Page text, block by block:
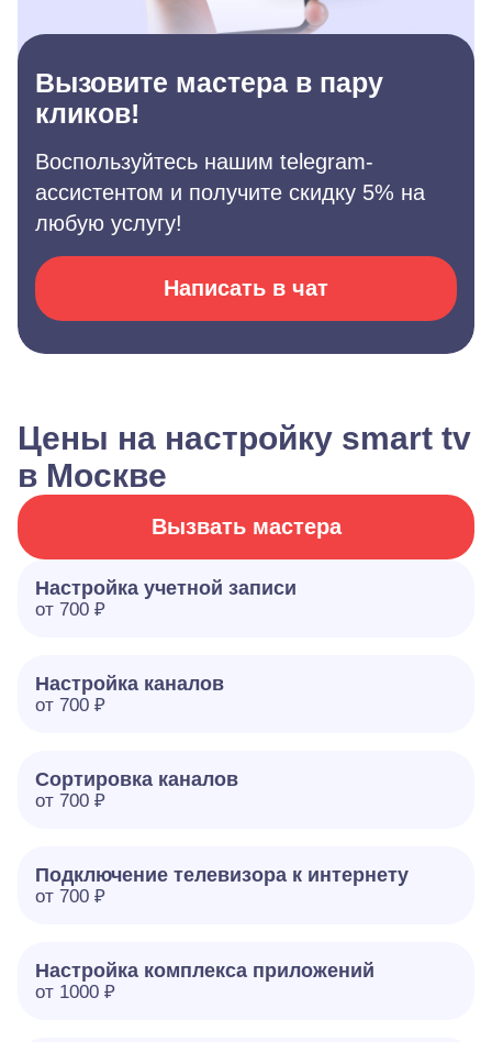
Вызовите мастера в пару
кликов!
Воспользуйтесь нашим telegram-
ассистентом и получите скидку 5% на
любую услугу!
Написать в чат
Цены на настройку smart tv
в Москве
Вызвать мастера
Настройка учетной записи
от 700 ₽
Настройка каналов
от 700 ₽
Сортировка каналов
от 700 ₽
Подключение телевизора к интернету
от 700 ₽
Настройка комплекса приложений
от 1000 ₽